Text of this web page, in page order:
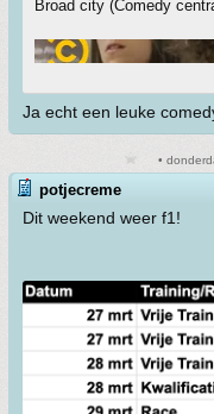
Broad city (Comedy
Ja echt een leuke
•
potjecreme
Dit weekend weer f1!